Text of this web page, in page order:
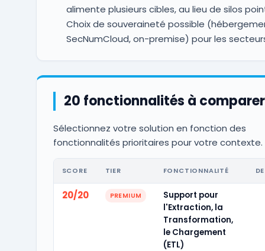
alimente plusieurs cibles, au lieu de silos
Choix de souveraineté possible
SecNumCloud, on-premise) pour les
20 fonctionnalités à comparer
Sélectionnez votre solution en fonction des
fonctionnalités prioritaires pour votre contexte.
SCORE TIER FONCTIONNALITÉ
20/20 PREMIUM
Support pour
l'Extraction, la
Transformation,
le Chargement
(ETL)